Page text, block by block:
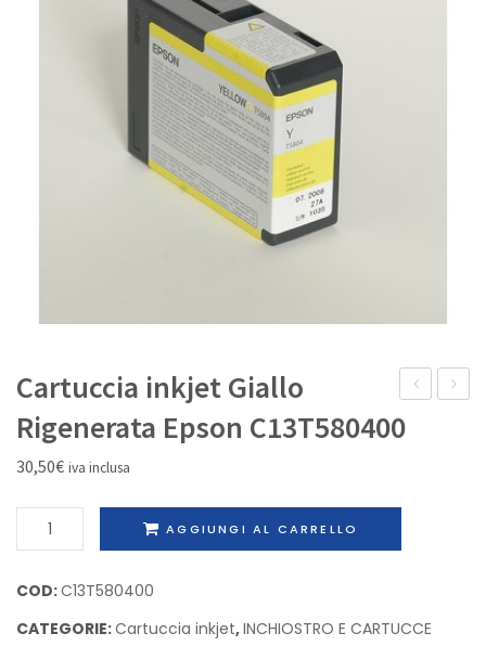
IL MIO ACCOUNT
laser
Nero
capacità
Cartuccia inkjet Giallo
Rigenerata Epson C13T580400
30,50€ iva inclusa
Cartuccia
inkjet
Rigenerata
Epson
AGGIUNGI AL CARRELLO
COD:C13T580400
CATEGORIE:Cartuccia inkjet,INCHIOSTRO E CARTUCCE